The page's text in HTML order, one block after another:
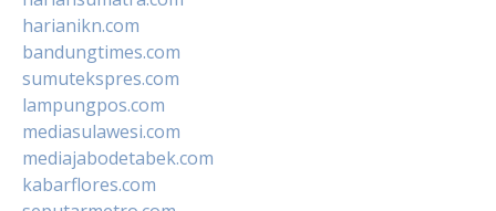
harianikn.com
bandungtimes.com
sumutekspres.com
lampungpos.com
mediasulawesi.com
mediajabodetabek.com
kabarflores.com